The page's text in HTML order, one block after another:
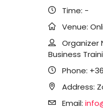
Time: -
Venue:
Organizer
Business
Phone:
Address:
Email: